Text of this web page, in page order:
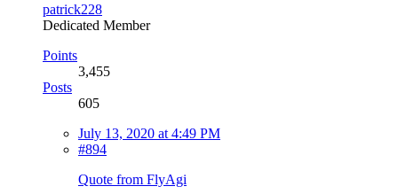
patrick228
Dedicated Member
Points
3,455
Posts
605
July 13, 2020 at 4:49 PM
#894
Quote from FlyAgi